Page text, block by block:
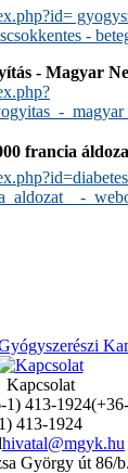
-
- Magyar
francia
Kapcsolat
1) 413-1924
hivatal@mgyk.hu